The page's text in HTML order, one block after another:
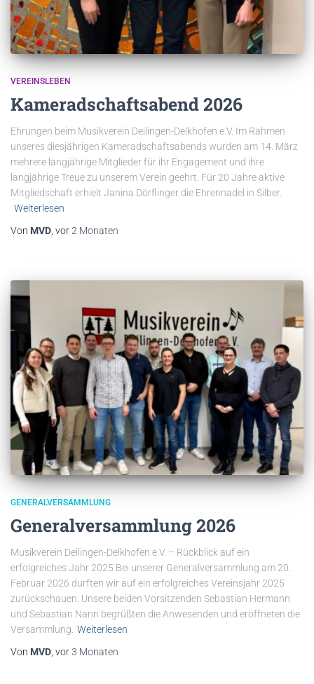
VEREINSLEBEN
Kameradschaftsabend 2026
Ehrungen beim Musikverein Deilingen-Delkhofen e.V. Im Rahmen
unseres diesjährigen Kameradschaftsabends wurden am 14. März
mehrere langjährige Mitglieder für ihr Engagement und ihre
langjährige Treue zu unserem Verein geehrt. Für 20 Jahre aktive
Mitgliedschaft erhielt Janina Dörflinger die Ehrennadel in Silber.
Weiterlesen
Von MVD , vor2 Monaten
GENERALVERSAMMLUNG
Generalversammlung 2026
Musikverein Deilingen-Delkhofen e.V. – Rückblick auf ein
erfolgreiches Jahr 2025 Bei unserer Generalversammlung am 20.
Februar 2026 durften wir auf ein erfolgreiches Vereinsjahr 2025
zurückschauen. Unsere beiden Vorsitzenden Sebastian Hermann
und Sebastian Nann begrüßten die Anwesenden und eröffneten die
Versammlung. Weiterlesen
Von MVD, vor3 Monaten